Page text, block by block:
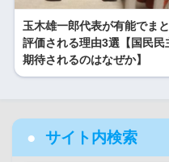
玉木雄一郎代表が有能でま
評価される理由3選【国民民
期待されるのはなぜか】
サイト内検索